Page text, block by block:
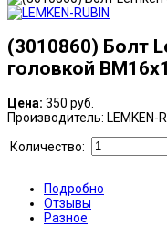
(3010860) Болт
головкой
Цена: 350 руб.
Производитель: LEMKEN-
Количество:
Подробно
Отзывы
Разное